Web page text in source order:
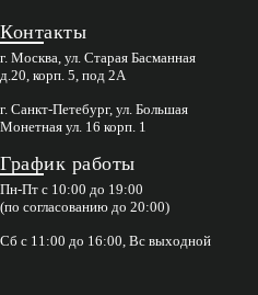
Контакты
г. Москва, ул. Старая Басманная
д.20, корп. 5, под 2А
г. Санкт-Петебург, ул. Большая
Монетная ул. 16 корп. 1
График работы
Пн-Пт с 10:00 до 19:00
(по согласованию до 20:00)
Сб с 11:00 до 16:00, Вс выходной